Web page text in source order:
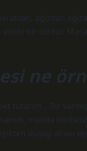
ağızdan
edebi bir türdür.
ne
tutarım… Bir
manda
düşüp alnını